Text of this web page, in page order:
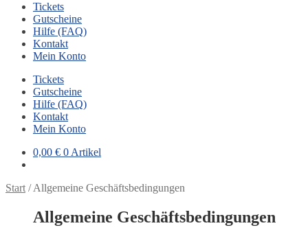
Tickets
Gutscheine
Hilfe (FAQ)
Kontakt
Mein Konto
Tickets
Gutscheine
Hilfe (FAQ)
Kontakt
Mein Konto
0,00 € 0 Artikel
Start /Allgemeine Geschäftsbedingungen
Allgemeine Geschäftsbedingungen